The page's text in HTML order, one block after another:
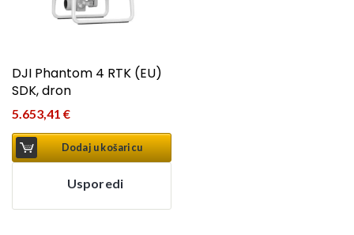
DJI Phantom 4 RTK (EU)
SDK, dron
5.653,41 €
Dodaj u košaricu
Usporedi